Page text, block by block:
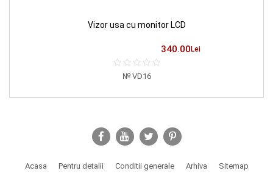
Vizor usa cu monitor LCD
340.00 Lei
VD16
Acasa Pentru detalii Conditii generale Arhiva Sitemap